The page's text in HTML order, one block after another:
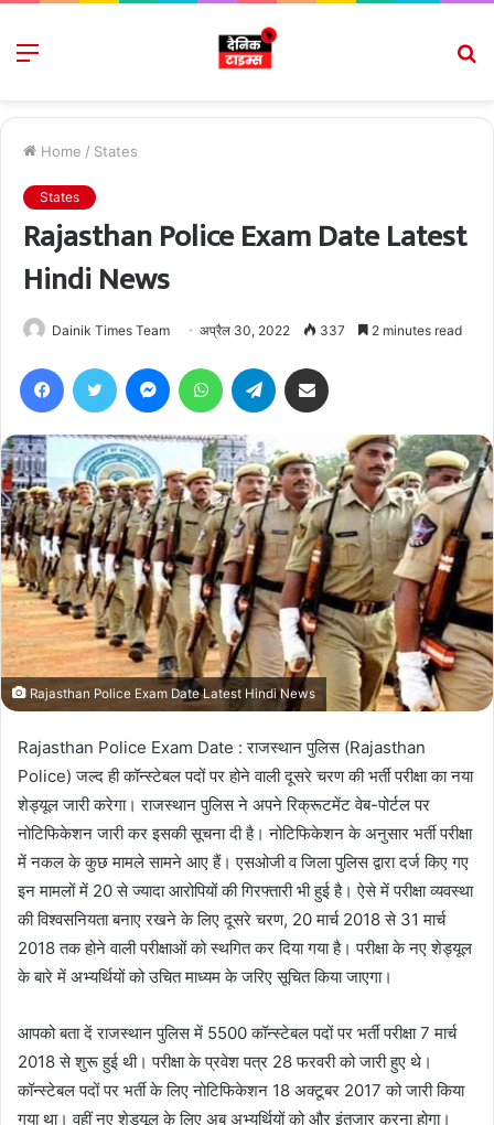
Menu
Home / States
States
Rajasthan Police Exam Date Latest
Hindi News
Dainik Times Team अप्रैल 30, 2022 337 2 minutes read
FacebookTwitter MessengerWhatsAppTelegram
Rajasthan Police Exam Date Latest Hindi News
Rajasthan Police Exam Date : राजस्थान पुलिस (Rajasthan
Police) जल्द ही कॉन्स्टेबल पदों पर होने वाली दूसरे चरण की भर्ती परीक्षा का नया
शेड्यूल जारी करेगा। राजस्थान पुलिस ने अपने रिक्रूटमेंट वेब-पोर्टल पर
नोटिफिकेशन जारी कर इसकी सूचना दी है। नोटिफिकेशन के अनुसार भर्ती परीक्षा
में नकल के कुछ मामले सामने आए हैं। एसओजी व जिला पुलिस द्वारा दर्ज किए गए
इन मामलों में 20 से ज्यादा आरोपियों की गिरफ्तारी भी हुई है। ऐसे में परीक्षा व्यवस्था
की विश्वसनियता बनाए रखने के लिए दूसरे चरण, 20 मार्च 2018 से 31 मार्च
2018 तक होने वाली परीक्षाओं को स्थगित कर दिया गया है। परीक्षा के नए शेड्यूल
के बारे में अभ्यर्थियों को उचित माध्यम के जरिए सूचित किया जाएगा।
आपको बता दें राजस्थान पुलिस में 5500 कॉन्स्टेबल पदों पर भर्ती परीक्षा 7 मार्च
2018 से शुरू हुई थी। परीक्षा के प्रवेश पत्र 28 फरवरी को जारी हुए थे।
कॉन्स्टेबल पदों पर भर्ती के लिए नोटिफिकेशन 18 अक्टूबर 2017 को जारी किया
गया था। वहीं नए शेड्यूल के लिए अब अभ्यर्थियों को और इंतजार करना होगा।